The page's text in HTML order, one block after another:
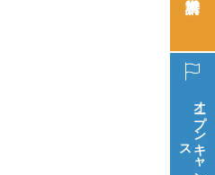
オープン
ス